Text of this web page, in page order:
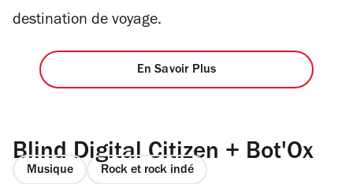
destination de voyage.
En Savoir Plus
Blind Digital Citizen + Bot'Ox
Musique Rock et rock indé